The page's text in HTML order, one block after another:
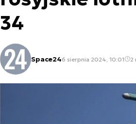
34
Space246 sierpnia 2024, 10:01 2